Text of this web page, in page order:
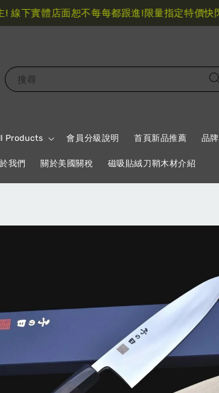
實體店面恕不每每都跟進!限量指定特價快閃
搜尋
Products 會員分級說明 首頁新品推薦 品
我們 關於美國關稅 磁吸貼絨刀鞘木材介紹